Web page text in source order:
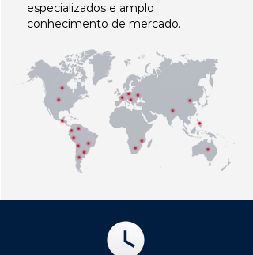
especializados e amplo
conhecimento de mercado.